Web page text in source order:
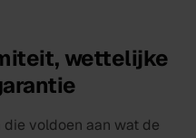
wettelijke
voldoen aan wat de